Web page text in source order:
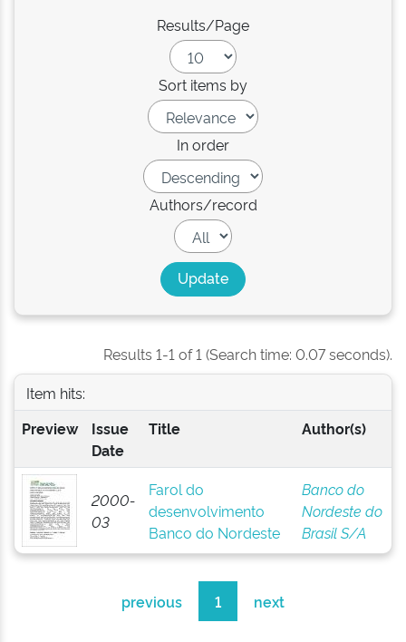
Results/Page
Sort items by
In order
Authors/record
Results 1-1 of 1 (Search time: 0.07 seconds).
Item hits:
Preview
Issue
Date
Title Author(s)
2000-
03
Farol do
desenvolvimento
Banco do Nordeste
Banco do
Nordeste do
Brasil S/A
previous 1 next